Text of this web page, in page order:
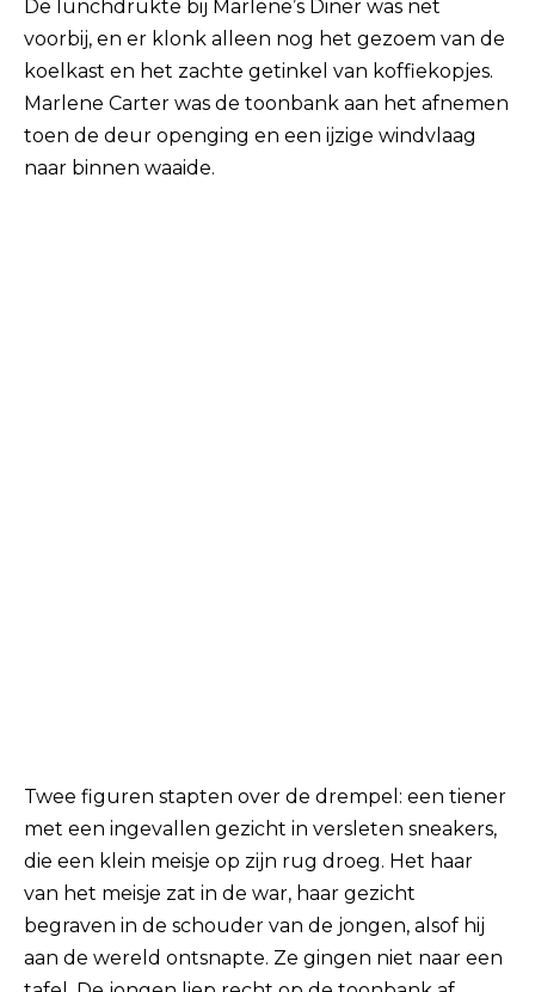
De lunchdrukte bij Marlene’s Diner was net
voorbij, en er klonk alleen nog het gezoem van de
koelkast en het zachte getinkel van koffiekopjes.
Marlene Carter was de toonbank aan het afnemen
toen de deur openging en een ijzige windvlaag
naar binnen waaide.
Twee figuren stapten over de drempel: een tiener
met een ingevallen gezicht in versleten sneakers,
die een klein meisje op zijn rug droeg. Het haar
van het meisje zat in de war, haar gezicht
begraven in de schouder van de jongen, alsof hij
aan de wereld ontsnapte. Ze gingen niet naar een